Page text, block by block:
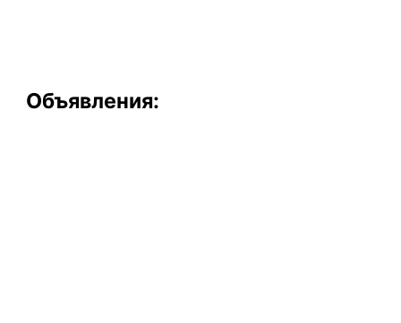
Объявления: